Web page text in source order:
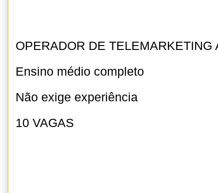
OPERADOR DE TELEMARKETING
Ensino médio completo
Não exige experiência
10 VAGAS